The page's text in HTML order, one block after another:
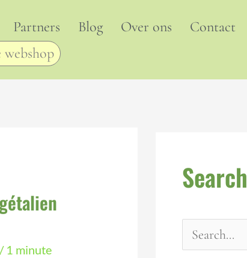
Partners Blog Over ons
Contact
webshop
/ 1 minute
Search